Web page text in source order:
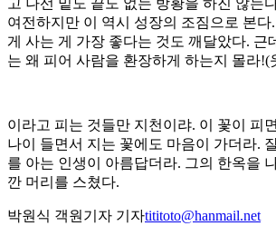
고 나선 밑도 끝도 없는 방황을 하진 않는
여전하지만 이 역시 성장의 조짐으로 본
게 사는 게 가장 좋다는 것도 깨달았다. 근
는 왜 피어 사람을 환장하게 하는지 몰라!(
이라고 피는 것들만 지천이랴. 이 꽃이 피
나이 들면서 지는 꽃에도 마음이 가더라.
를 아는 인생이 아름답더라. 그의 한옥을
깐 머리를 스쳤다.
박원식 객원기자 기자tititoto@hanmail.net